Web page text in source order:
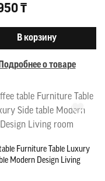
₸
В корзину
о товаре
Furniture Table Luxury
Modern Design Living